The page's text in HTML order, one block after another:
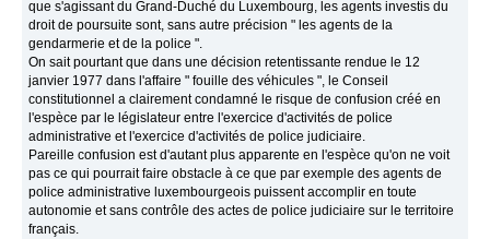
que s'agissant du Grand-Duché du Luxembourg, les agents investis du
droit de poursuite sont, sans autre précision " les agents de la
gendarmerie et de la police ".
On sait pourtant que dans une décision retentissante rendue le 12
janvier 1977 dans l'affaire " fouille des véhicules ", le Conseil
constitutionnel a clairement condamné le risque de confusion créé en
l'espèce par le législateur entre l'exercice d'activités de police
administrative et l'exercice d'activités de police judiciaire.
Pareille confusion est d'autant plus apparente en l'espèce qu'on ne voit
pas ce qui pourrait faire obstacle à ce que par exemple des agents de
police administrative luxembourgeois puissent accomplir en toute
autonomie et sans contrôle des actes de police judiciaire sur le territoire
français.